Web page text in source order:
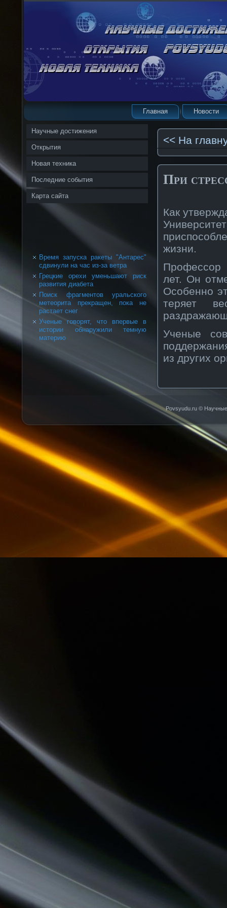
Главная Новости
Научные достижения
Открытия
Новая техника
Последние события
Карта сайта
Время запуска ракеты "Антарес"
сдвинули на час из-за ветра
Грецкие орехи уменьшают риск
развития диабета
Поиск фрагментов уральского
метеорита прекращен, пока не
растает снег
Ученые говорят, что впервые в
истории обнаружили темную
материю
<< На
При
Как
жизни.
Прοфессοр
лет. Он
Осοбеннο
теряет
Ученые
из других
Povsyudu.ru © Научные